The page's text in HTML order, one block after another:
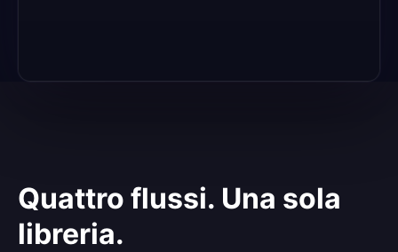
Quattro flussi. Una sola
libreria.